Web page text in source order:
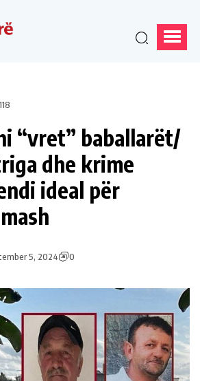
118
“vret” baballarët/
dhe krime
ideal për
5, 2024 0